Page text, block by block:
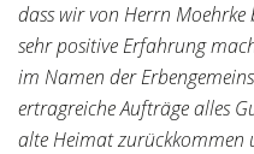
dass wir von Herrn
sehr positive Erfahrung
im Namen der
ertragreiche Aufträge alles
alte Heimat zurückkommen